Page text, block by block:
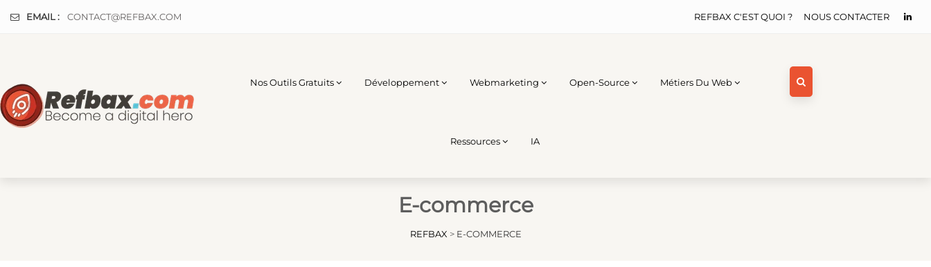
EMAIL : CONTACT@REFBAX.COM NOUS CONTACTER
REFBAX C'EST QUOI ?
Nos Outils Gratuits Développement Webmarketing Open-Source Métiers Du Web
Ressources IA
E-commerce
REFBAX > E-COMMERCE